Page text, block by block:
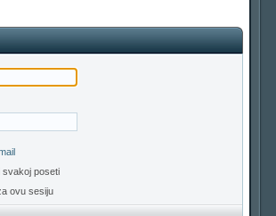
svakoj poseti
ovu sesiju